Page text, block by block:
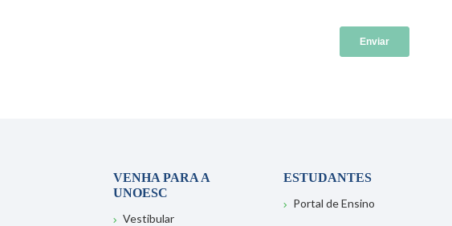
VENHA PARA A
UNOESC
Vestibular
ESTUDANTES
Portal de Ensino